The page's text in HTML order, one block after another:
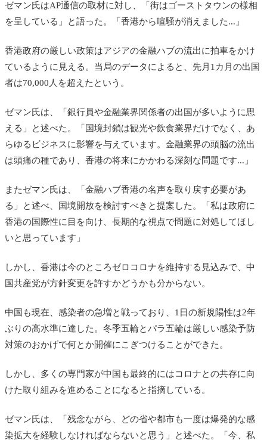
ゼマン氏はAP通信の取材に対し、「街はゴーストタウンの様相
を呈している」と語った。「香港から喧騒が消えました...」
香港政府の厳しい政策はアジアの金融ハブの流出に拍車をかけ
ているように見える。当局のデータによると、先月1カ月の出国
者は70,000人を超えたという。
ゼマン氏は、「銀行員や金融業界関係者の出国が多いように思
える」と述べた。「国境封鎖は観光や飲食業界だけでなく、あ
らゆるビジネスに影響を与えています。金融業界の頭脳の流出
は頭痛の種であり、香港の将来にかかわる深刻な問題です...」
またゼマン氏は、「金融ハブ香港の名声を取り戻す必要があ
る」と述べ、国境開放を検討すべきと提案した。「私は政府に
香港の国際性に目を向け、長期的な視点で問題に対処してほし
いと思っています」
しかし、香港は今のところゼロコロナを維持する見込みで、中
国共産党が方針変更を許すかどうかも分からない。
中国も現在、感染者の急増と戦っており、1日の新規陽性は2年
ぶりの高水準に達した。冬季五輪とパラ五輪は厳しい感染予防
対策のおかげで何とか開催にこぎつけることができた。
しかし、多くの専門家が中国も最終的にはコロナとの共存に向
けた取り組みを進めることになると指摘している。
ゼマン氏は、「残念ながら、どの省や都市も一度は爆発的な感
染拡大を経験しなければならないと思う」と述べた。「今、私